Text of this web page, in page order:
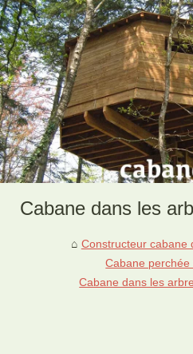
Cabane dans les
Constructeur cabane
Cabane perchée
Cabane dans les